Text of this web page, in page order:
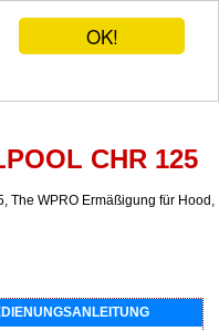
OK!
CHR 125
The WPRO Ermäßigung für Hood,